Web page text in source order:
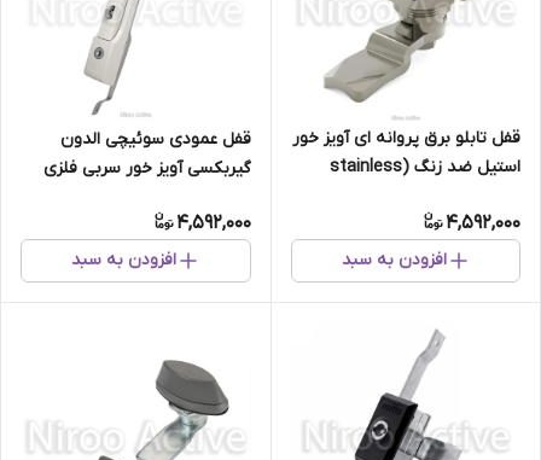
قفل تابلو برق پروانه ای آویز خور
استیل ضد زنگ (stainless
4,592,000
افزودن به سبد
قفل عمودی سوئیچی الدون
گیربکسی آویز خور سربی فلزی
4,592,000
افزودن به سبد